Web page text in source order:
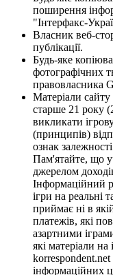
поширення
"Інтерфакс-
Власник веб-
публікації.
Будь-яке
фотографічних
правовласника
Матеріали сайту
старше 21 року
викликати
(принципів)
ознак
Пам'ятайте, що
джерелом
Інформаційний
ігри на реальні
приймає ні в
платежів, які
азартними
які матеріали
інформаційних